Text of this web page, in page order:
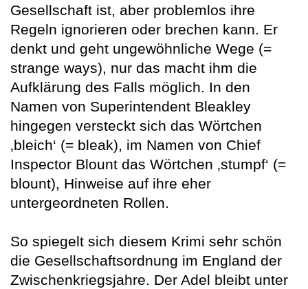
Gesellschaft ist, aber problemlos ihre
Regeln ignorieren oder brechen kann. Er
denkt und geht ungewöhnliche Wege (=
strange ways), nur das macht ihm die
Aufklärung des Falls möglich. In den
Namen von Superintendent Bleakley
hingegen versteckt sich das Wörtchen
‚bleich‘ (= bleak), im Namen von Chief
Inspector Blount das Wörtchen ‚stumpf‘ (=
blount), Hinweise auf ihre eher
untergeordneten Rollen.
So spiegelt sich diesem Krimi sehr schön
die Gesellschaftsordnung im England der
Zwischenkriegsjahre. Der Adel bleibt unter